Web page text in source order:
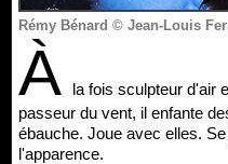
Rémy Bénard © Jean-Louis
À
la fois sculpteur d'air
passeur du vent, il enfante
ébauche. Joue avec elles.
l'apparence.